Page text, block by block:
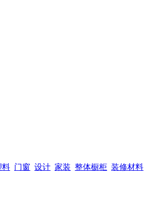
料 门窗 设计 家装 整体橱柜 装修材料